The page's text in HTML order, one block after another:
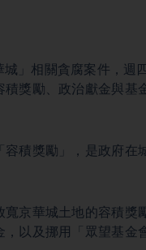
」相關貪腐案件，週
獎勵、政治獻金與基
積獎勵」，是政府在
京華城土地的容積獎
以及挪用「眾望基金